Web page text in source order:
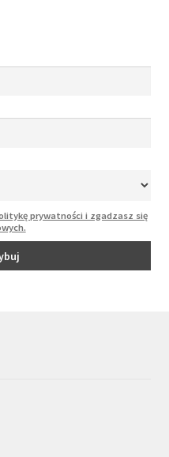
prywatności i zgadzasz się